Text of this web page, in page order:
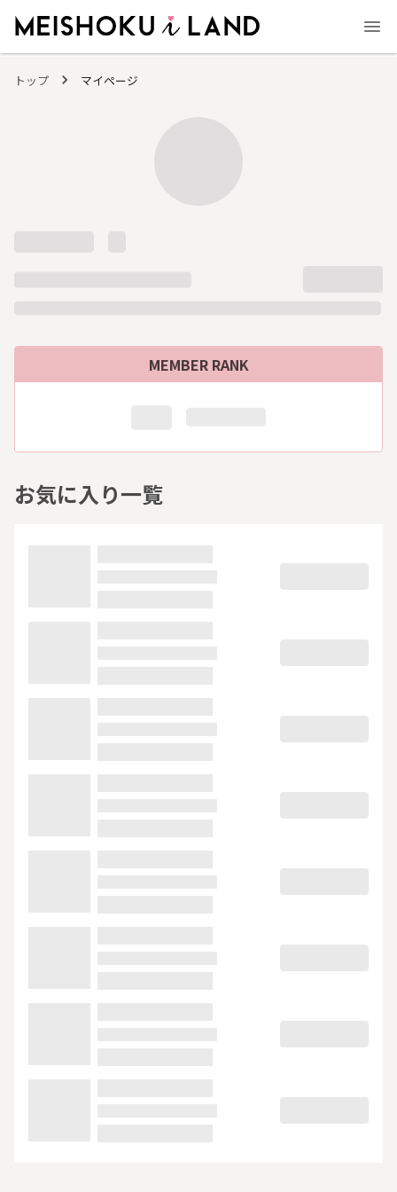
トップ マイページ
MEMBER RANK
お気に入り一覧